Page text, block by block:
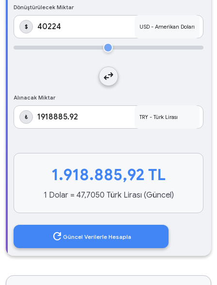
Dönüştürülecek Miktar
$
swap_horiz
Alınacak Miktar
₺
1.918.885,92 TL
1 Dolar = 47,7050 Türk Lirası (Güncel)
refresh Güncel Verilerle Hesapla